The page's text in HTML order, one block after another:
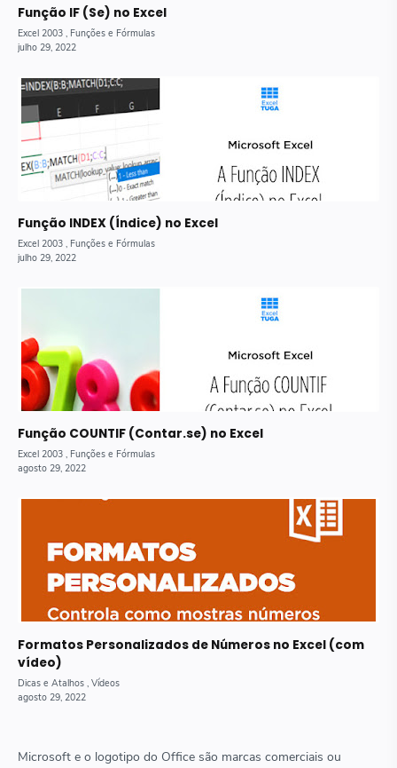
Função IF (Se) no Excel
Função INDEX (Índice) no Excel
Função COUNTIF (Contar.se) no Excel
Formatos Personalizados de Números no Excel (com
vídeo)
Microsoft e o logotipo do Office são marcas comerciais ou